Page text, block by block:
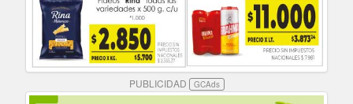
PUBLICIDAD GCAds